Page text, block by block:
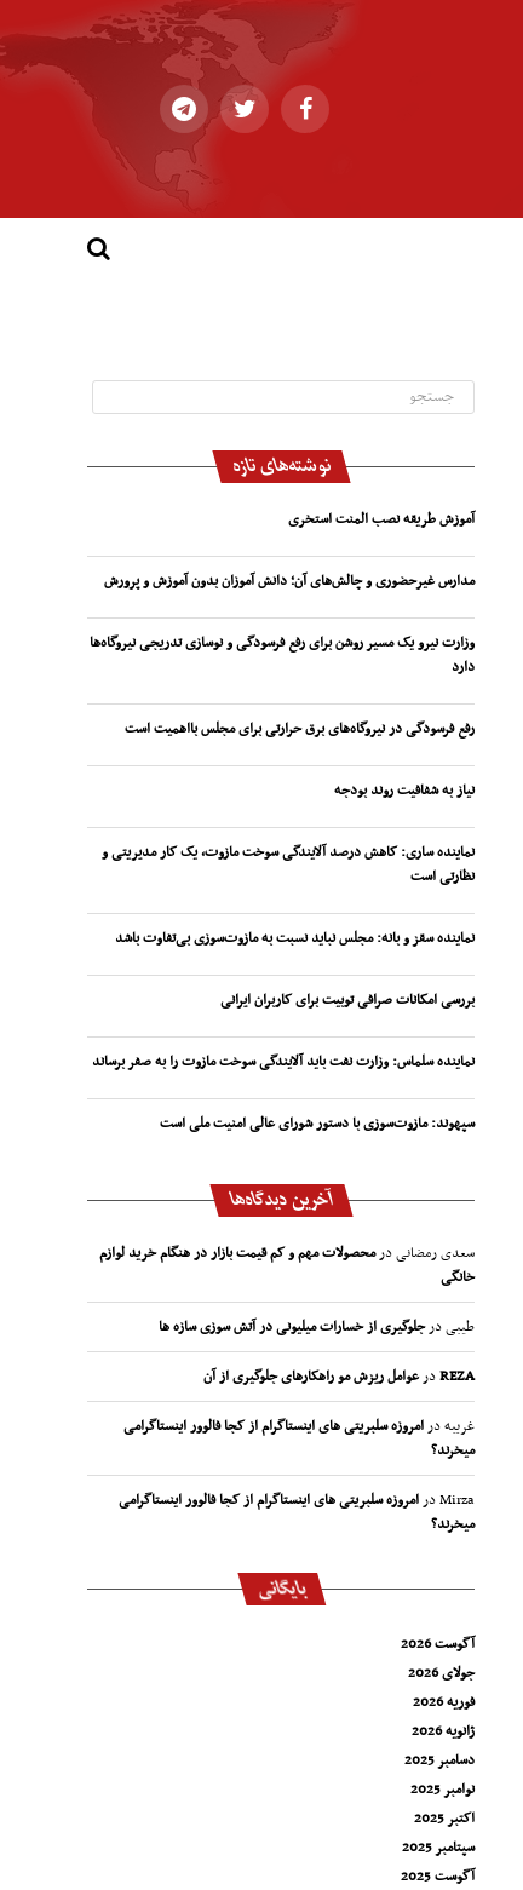
نوشته‌های تازه
آموزش طریقه نصب المنت استخری
مدارس غیرحضوری و چالش‌های آن؛ دانش آموزان بدون آموزش و پرورش
وزارت نیرو یک مسیر روشن برای رفع فرسودگی و نوسازی تدریجی نیروگاه‌ها
دارد
رفع فرسودگی در نیروگاه‌های برق حرارتی برای مجلس بااهمیت است
نیاز به شفافیت روند بودجه
نماینده ساری: کاهش درصد آلایندگی سوخت مازوت، یک کار مدیریتی و
نظارتی است
نماینده سقز و بانه: مجلس نباید نسبت به مازوت‌سوزی بی‌تفاوت باشد
بررسی امکانات صرافی توبیت برای کاربران ایرانی
نماینده سلماس: وزارت نفت باید آلایندگی سوخت مازوت را به صفر برساند
سپهوند:‌ مازوت‌سوزی با دستور شورای عالی امنیت ملی است
آخرین دیدگاه‌ها
سعدی رمضانیدرمحصولات مهم و کم قیمت بازار در هنگام خرید لوازم
خانگی
طیبیدرجلوگیری از خسارات میلیونی در آتش سوزی سازه ها
REZAدرعوامل ریزش مو راهکارهای جلوگیری از آن
غریبهدرامروزه سلبریتی های اینستاگرام از کجا فالوور اینستاگرامی
میخرند؟
Mirzaدرامروزه سلبریتی های اینستاگرام از کجا فالوور اینستاگرامی
میخرند؟
بایگانی
آگوست 2026
جولای 2026
فوریه 2026
ژانویه 2026
دسامبر 2025
نوامبر 2025
اکتبر 2025
سپتامبر 2025
آگوست 2025